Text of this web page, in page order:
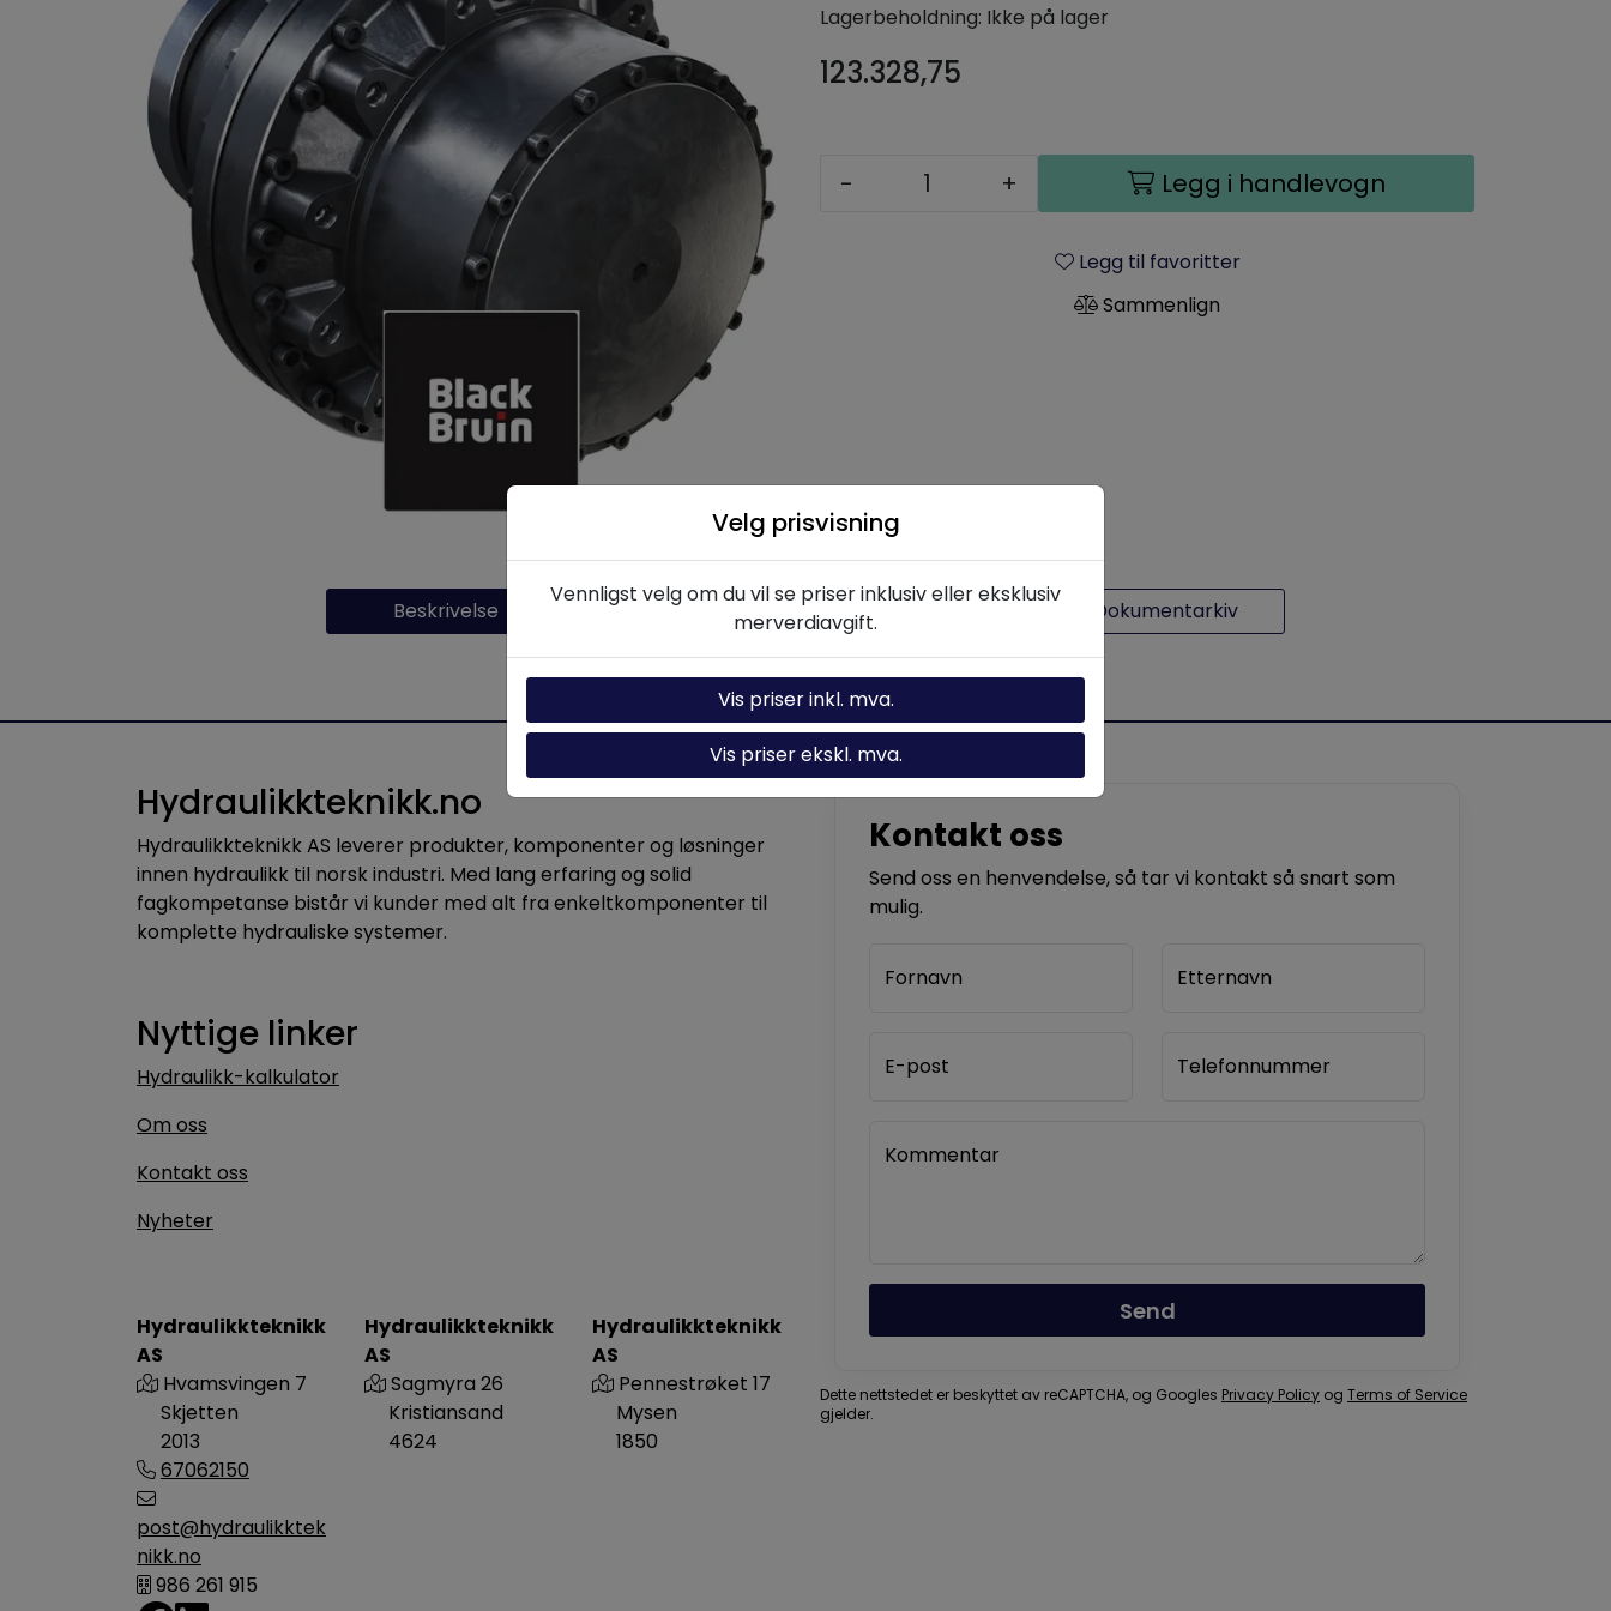
Lagerbeholdning: Ikke på lager
123.328,75
- + Legg i handlevogn
Legg til favoritter
Sammenlign
Beskrivelse Spesifikasjoner Ytelseskalkulator Dokumentarkiv
Hydraulikkteknikk
AS
Hvamsvingen 7
Skjetten
2013
67062150
post@hydraulikktek
nikk.no
986 261 915
Hydraulikkteknikk.no
Hydraulikkteknikk AS leverer produkter, komponenter og løsninger
innen hydraulikk til norsk industri. Med lang erfaring og solid
fagkompetanse bistår vi kunder med alt fra enkeltkomponenter til
komplette hydrauliske systemer.
Nyttige linker
Hydraulikk-kalkulator
Om oss
Kontakt oss
Nyheter
Hydraulikkteknikk
AS
Pennestrøket 17
Mysen
1850
Hydraulikkteknikk
AS
Sagmyra 26
Kristiansand
4624
Kontakt oss
Send oss en henvendelse, så tar vi kontakt så snart som
mulig.
Fornavn Etternavn
E-post Telefonnummer
Kommentar
Send
Dette nettstedet er beskyttet av reCAPTCHA, og Googles Privacy Policy og Terms of Service
gjelder.
Velg prisvisning
Vennligst velg om du vil se priser inklusiv eller eksklusiv
merverdiavgift.
Vis priser inkl. mva.
Vis priser ekskl. mva.